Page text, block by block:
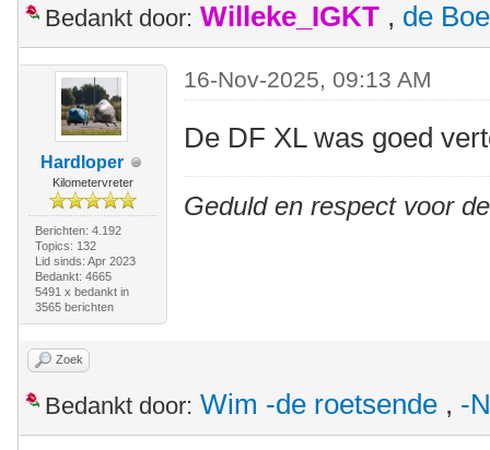
Bedankt door: Willeke_IGKT , de
Hardloper
Kilometervreter
Berichten: 4.192
Topics: 132
Lid sinds: Apr 2023
Bedankt: 4665
5491 x bedankt in
3565 berichten
16-Nov-2025, 09:13 AM
De DF XL was goed
Geduld en respect voor
Zoek
Bedankt door: Wim -de roetsende , -